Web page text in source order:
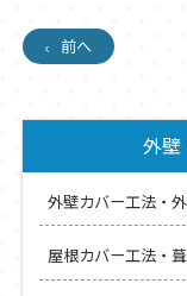
前へ
外壁
外壁カバー工法・
屋根カバー工法・